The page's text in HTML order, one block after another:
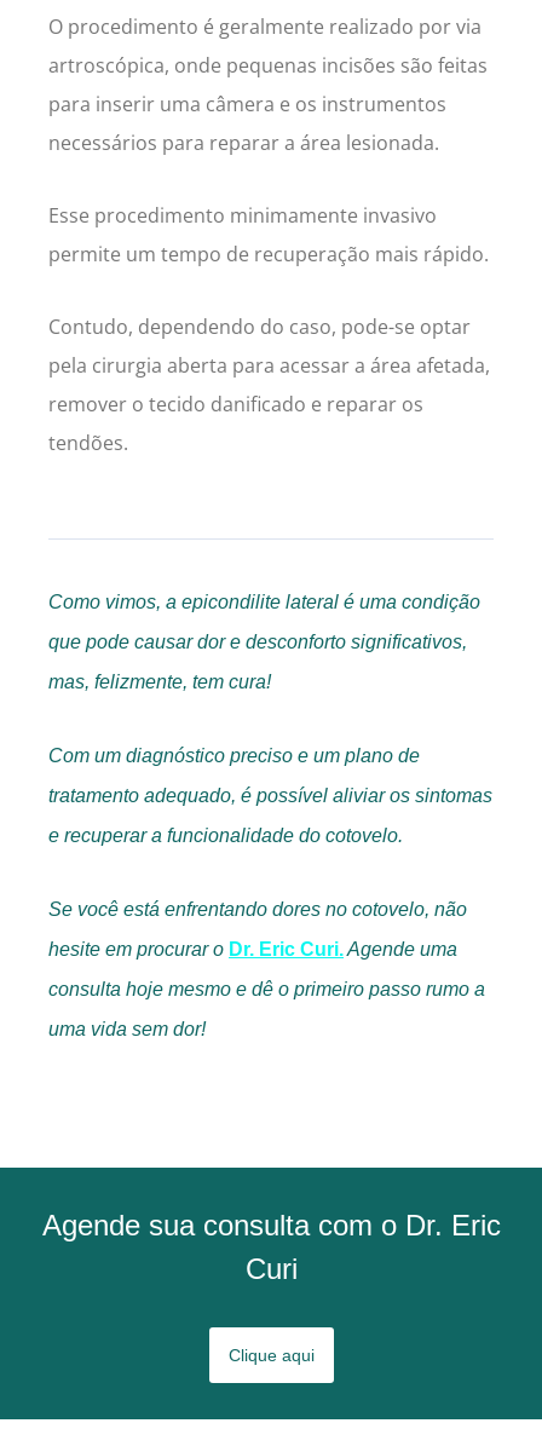
O procedimento é geralmente realizado por via
artroscópica, onde pequenas incisões são feitas
para inserir uma câmera e os instrumentos
necessários para reparar a área lesionada.
Esse procedimento minimamente invasivo
permite um tempo de recuperação mais rápido.
Contudo, dependendo do caso, pode-se optar
pela cirurgia aberta para acessar a área afetada,
remover o tecido danificado e reparar os
tendões.
Como vimos, a epicondilite lateral é uma condição
que pode causar dor e desconforto significativos,
mas, felizmente, tem cura!
Com um diagnóstico preciso e um plano de
tratamento adequado, é possível aliviar os sintomas
e recuperar a funcionalidade do cotovelo.
Se você está enfrentando dores no cotovelo, não
hesite em procurar o Dr. Eric Curi.Agende uma
consulta hoje mesmo e dê o primeiro passo rumo a
uma vida sem dor!
Agende sua consulta com o Dr. Eric
Curi
Clique aqui